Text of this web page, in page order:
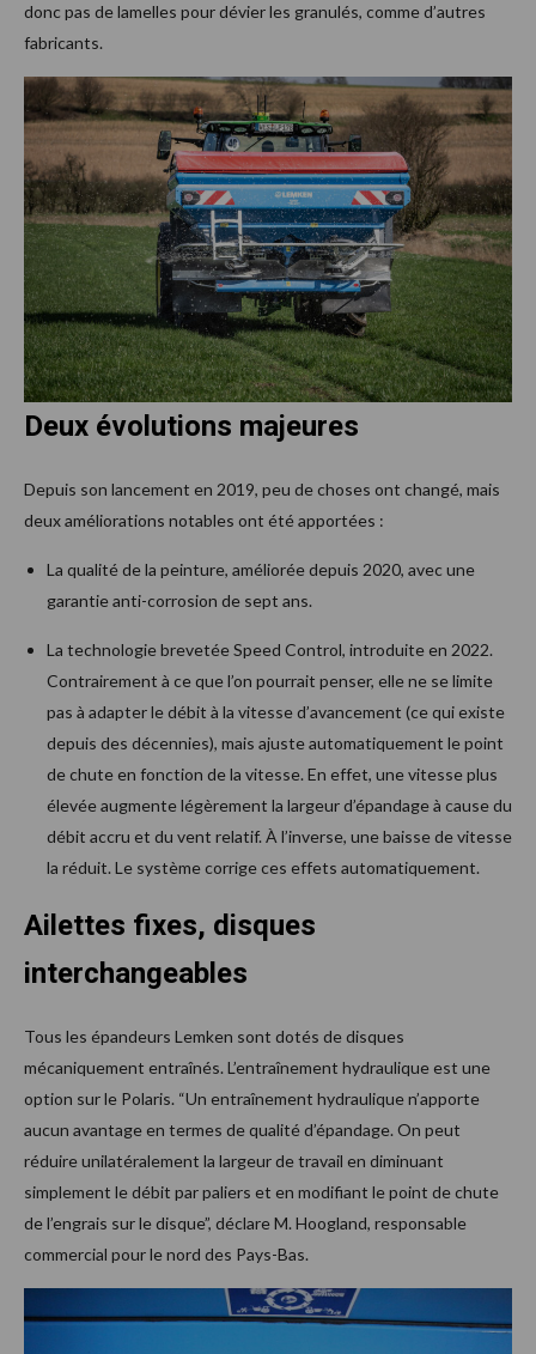
donc pas de lamelles pour dévier les granulés, comme d’autres
fabricants.
Deux évolutions majeures
Depuis son lancement en 2019, peu de choses ont changé, mais
deux améliorations notables ont été apportées :
La qualité de la peinture, améliorée depuis 2020, avec une
garantie anti-corrosion de sept ans.
La technologie brevetée Speed Control, introduite en 2022.
Contrairement à ce que l’on pourrait penser, elle ne se limite
pas à adapter le débit à la vitesse d’avancement (ce qui existe
depuis des décennies), mais ajuste automatiquement le point
de chute en fonction de la vitesse. En effet, une vitesse plus
élevée augmente légèrement la largeur d’épandage à cause du
débit accru et du vent relatif. À l’inverse, une baisse de vitesse
la réduit. Le système corrige ces effets automatiquement.
Ailettes fixes, disques
interchangeables
Tous les épandeurs Lemken sont dotés de disques
mécaniquement entraînés. L’entraînement hydraulique est une
option sur le Polaris. “Un entraînement hydraulique n’apporte
aucun avantage en termes de qualité d’épandage. On peut
réduire unilatéralement la largeur de travail en diminuant
simplement le débit par paliers et en modifiant le point de chute
de l’engrais sur le disque”, déclare M. Hoogland, responsable
commercial pour le nord des Pays-Bas.